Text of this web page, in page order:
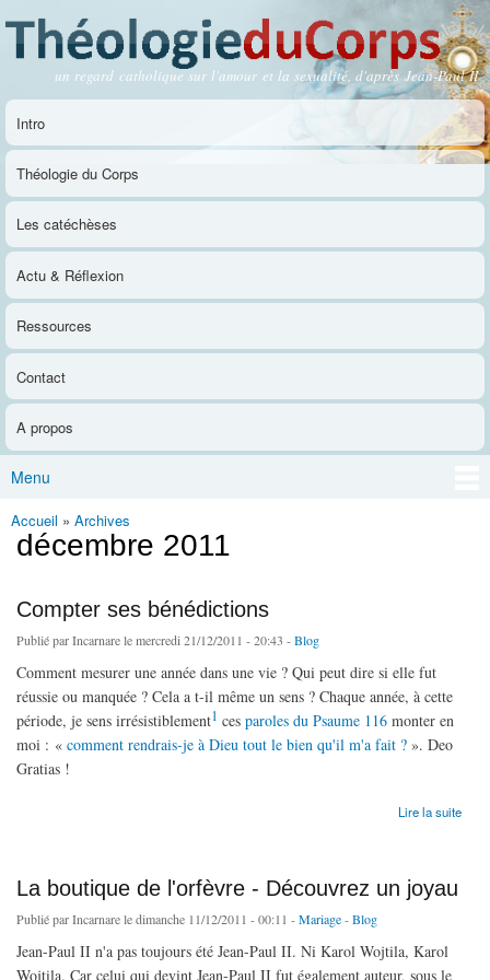
contenu
principal
Théologie du Corps
un regard catholique sur l'amour et la sexualité, d'après Jean-Paul II
Menu principal
Intro
Théologie du Corps
Les catéchèses
Actu & Réflexion
Ressources
Contact
A propos
Menu
Vous êtes ici
Accueil » Archives
décembre 2011
Compter ses bénédictions
Publié parIncarnarele mercredi 21/12/2011 - 20:43 -Blog
Comment mesurer une année dans une vie ? Qui peut dire si elle fut
réussie ou manquée ? Cela a t-il même un sens ? Chaque année, à cette
période, je sens irrésistiblement1 ces paroles du Psaume 116 monter en
moi : « comment rendrais-je à Dieu tout le bien qu'il m'a fait ? ». Deo
Gratias !
Lire la suite
La boutique de l'orfèvre - Découvrez un joyau
Publié parIncarnarele dimanche 11/12/2011 - 00:11 -Mariage-Blog
Jean-Paul II n'a pas toujours été Jean-Paul II. Ni Karol Wojtila, Karol
Wojtila. Car celui qui devint Jean-Paul II fut également auteur, sous le